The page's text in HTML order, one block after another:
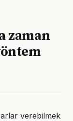
zaman
verebilmek